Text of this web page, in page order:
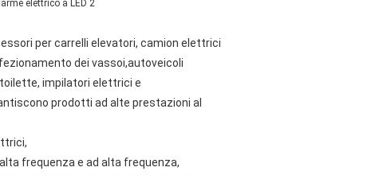
per carrelli elevatori, camion elettrici
dei vassoi,autoveicoli
impilatori elettrici e
prodotti ad alte prestazioni al
frequenza e ad alta frequenza,